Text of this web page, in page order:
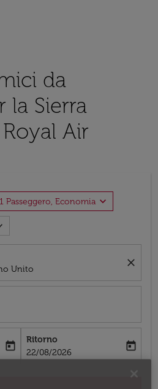
da
la Sierra
Air
1 Passeggero, Economia expand_more
Unito
close
aria-label
today
Ritorno
fc-booking-return-date-aria-label
22/08/2026
today